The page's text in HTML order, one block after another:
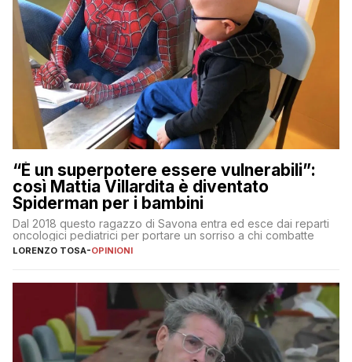
“È un superpotere essere vulnerabili”:
così Mattia Villardita è diventato
Spiderman per i bambini
Dal 2018 questo ragazzo di Savona entra ed esce dai reparti
oncologici pediatrici per portare un sorriso a chi combatte
LORENZO TOSA-OPINIONI